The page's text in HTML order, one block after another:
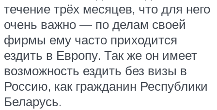
течение трёх месяцев, что для него
очень важно — по делам своей
фирмы ему часто приходится
ездить в Европу. Так же он имеет
возможность ездить без визы в
Россию, как гражданин Республики
Беларусь.